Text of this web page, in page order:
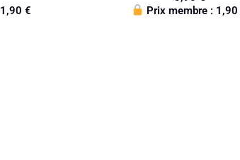
1,90€
Prix membre :